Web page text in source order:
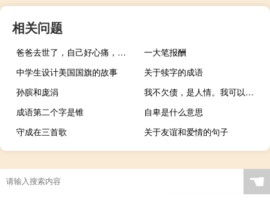
相关问题
爸爸去世了，自己好心痛，有什么词语表
一大笔报酬
中学生设计美国国旗的故事
关于犊字的成语
孙膑和庞涓
我不欠债，是人情。我可以用一句话描述我现在的心情
成语第二个字是锥
自卑是什么意思
守成在三首歌
关于友谊和爱情的句子
☚